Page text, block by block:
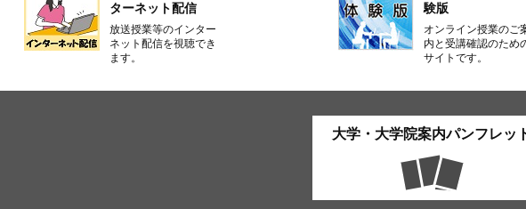
ターネット配信
放送授業等のインター
ネット配信を視聴でき
ます。
験版
オンライン授業のご
内と受講確認のため
サイトです。
大学・大学院案内パンフレッ